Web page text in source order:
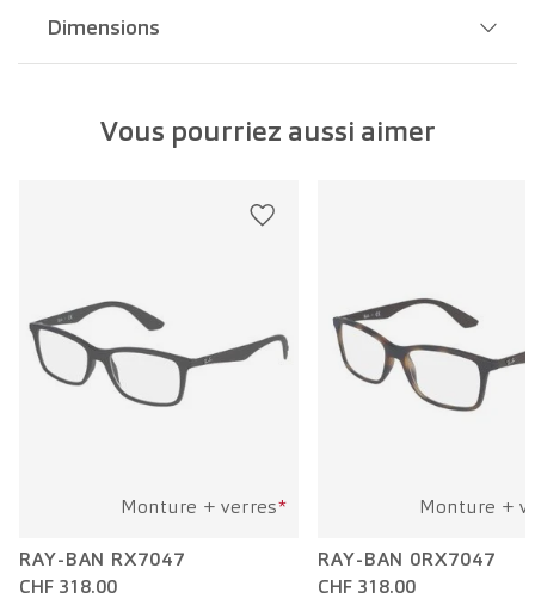
Dimensions
Largeur verre: 54 mm
Vous pourriez aussi aimer
Monture + verres*
RAY-BAN RX7047
CHF 318.00
Monture +
RAY-BAN 0RX7047
CHF 318.00